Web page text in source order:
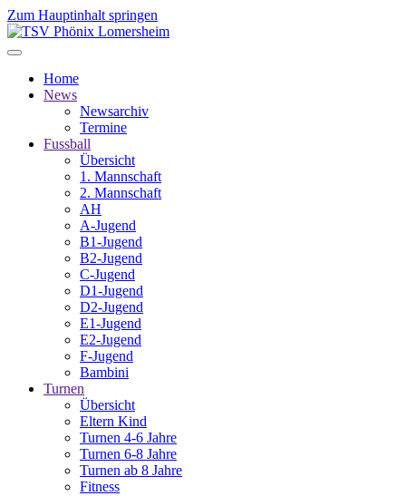
Zum Hauptinhalt springen
Home
News
Newsarchiv
Termine
Fussball
Übersicht
1. Mannschaft
2. Mannschaft
AH
A-Jugend
B1-Jugend
B2-Jugend
C-Jugend
D1-Jugend
D2-Jugend
E1-Jugend
E2-Jugend
F-Jugend
Bambini
Turnen
Übersicht
Eltern Kind
Turnen 4-6 Jahre
Turnen 6-8 Jahre
Turnen ab 8 Jahre
Fitness